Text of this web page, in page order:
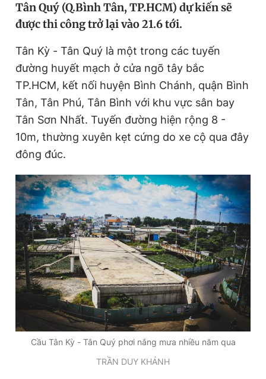
Video Magazine
Sản phẩm khác
Tiện ích Bạn cần biết
Thông tin tòa soạn Liên hệ quảng cáo
Đọc Thanh Niên trên điện thoại
Theo dõi báo trên
Hotline
0906 645 777
Liên hệ quảng cáo
0908 780 404
Quảng cáo RSS Tòa soạn
Tân Quý (Q.Bình Tân, TP.HCM) dự kiến sẽ
được thi công trở lại vào 21.6 tới.
Tân Kỳ - Tân Quý là một trong các tuyến
đường huyết mạch ở cửa ngõ tây bắc
TP.HCM, kết nối huyện Bình Chánh, quận Bình
Tân, Tân Phú, Tân Bình với khu vực sân bay
Tân Sơn Nhất. Tuyến đường hiện rộng 8 -
10m, thường xuyên kẹt cứng do xe cộ qua đây
đông đúc.
Cầu Tân Kỳ - Tân Quý phơi nắng mưa nhiều năm qua
TRẦN DUY KHÁNH